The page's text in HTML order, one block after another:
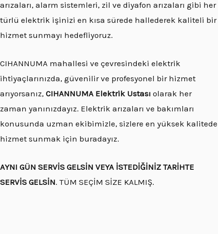
arızaları, alarm sistemleri, zil ve diyafon arızaları gibi her
türlü elektrik işinizi en kısa sürede hallederek kaliteli bir
hizmet sunmayı hedefliyoruz.
CIHANNUMA mahallesi ve çevresindeki elektrik
ihtiyaçlarınızda, güvenilir ve profesyonel bir hizmet
arıyorsanız, CIHANNUMA Elektrik Ustası olarak her
zaman yanınızdayız. Elektrik arızaları ve bakımları
konusunda uzman ekibimizle, sizlere en yüksek kalitede
hizmet sunmak için buradayız.
AYNI GÜN SERVİS GELSİN VEYA İSTEDİĞİNİZ TARİHTE
SERVİS GELSİN. TÜM SEÇİM SİZE KALMIŞ.